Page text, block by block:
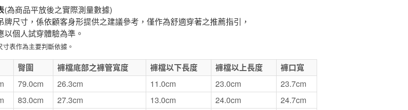
(為商品平放後之實際測量數據)
牌尺寸，係依顧客身形提供之建議參考，僅作為舒適穿著之推薦指引，
以個人試穿體驗為準。
表作為主要判斷依據。
臀圍 褲檔底部之褲管寬度 褲檔以下長度 褲檔以上長度
褲口寬
79.0cm 26.3cm 11.0cm 23.0cm
23.7cm
83.0cm 27.3cm 13.0cm 24.0cm
24.7cm